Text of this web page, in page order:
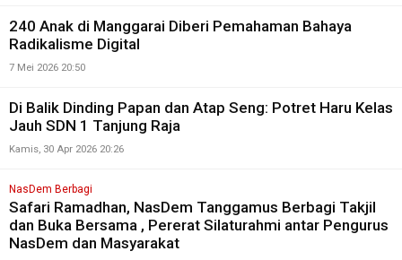
240 Anak di Manggarai Diberi Pemahaman Bahaya
Radikalisme Digital
7 Mei 2026 20:50
Di Balik Dinding Papan dan Atap Seng: Potret Haru Kelas
Jauh SDN 1 Tanjung Raja
Kamis, 30 Apr 2026 20:26
NasDem Berbagi
Safari Ramadhan, NasDem Tanggamus Berbagi Takjil
dan Buka Bersama , Pererat Silaturahmi antar Pengurus
NasDem dan Masyarakat